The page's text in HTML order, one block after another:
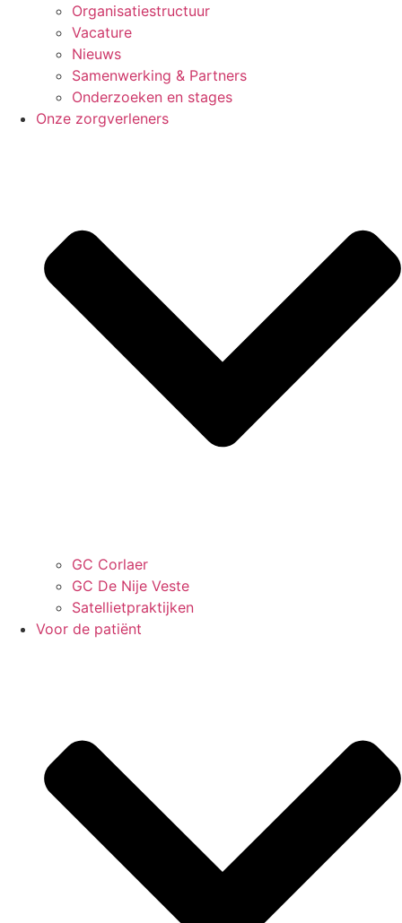
Organisatie­structuur
Vacature
Nieuws
Samenwerking & Partners
Onderzoeken en stages
Onze zorgverleners
GC Corlaer
GC De Nije Veste
Satelliet­praktijken
Voor de patiënt